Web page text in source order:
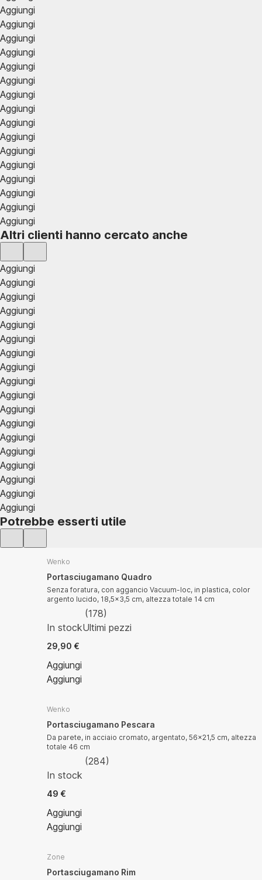
Aggiungi
Aggiungi
Aggiungi
Aggiungi
Aggiungi
Aggiungi
Aggiungi
Aggiungi
Aggiungi
Aggiungi
Aggiungi
Aggiungi
Aggiungi
Aggiungi
Aggiungi
Aggiungi
Altri clienti hanno cercato anche
Aggiungi
Aggiungi
Aggiungi
Aggiungi
Aggiungi
Aggiungi
Aggiungi
Aggiungi
Aggiungi
Aggiungi
Aggiungi
Aggiungi
Aggiungi
Aggiungi
Aggiungi
Aggiungi
Aggiungi
Aggiungi
Potrebbe esserti utile
Wenko
Portasciugamano Quadro
Senza foratura, con aggancio Vacuum-loc, in plastica, color
argento lucido, 18,5x3,5 cm, altezza totale 14 cm
(178)
In stockUltimi pezzi
29,90 €
Aggiungi
Aggiungi
Wenko
Portasciugamano Pescara
Da parete, in acciaio cromato, argentato, 56x21,5 cm, altezza
totale 46 cm
(284)
In stock
49 €
Aggiungi
Aggiungi
Zone
Portasciugamano Rim